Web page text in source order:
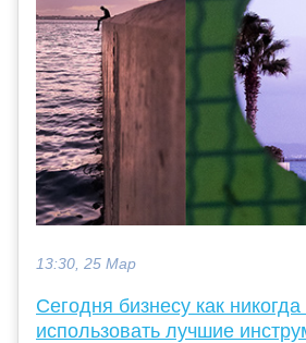
13:30, 25 Мар
Сегодня бизнесу как
использовать лучшие